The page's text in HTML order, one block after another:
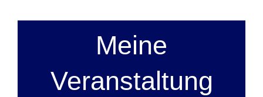
Meine
Veranstaltung